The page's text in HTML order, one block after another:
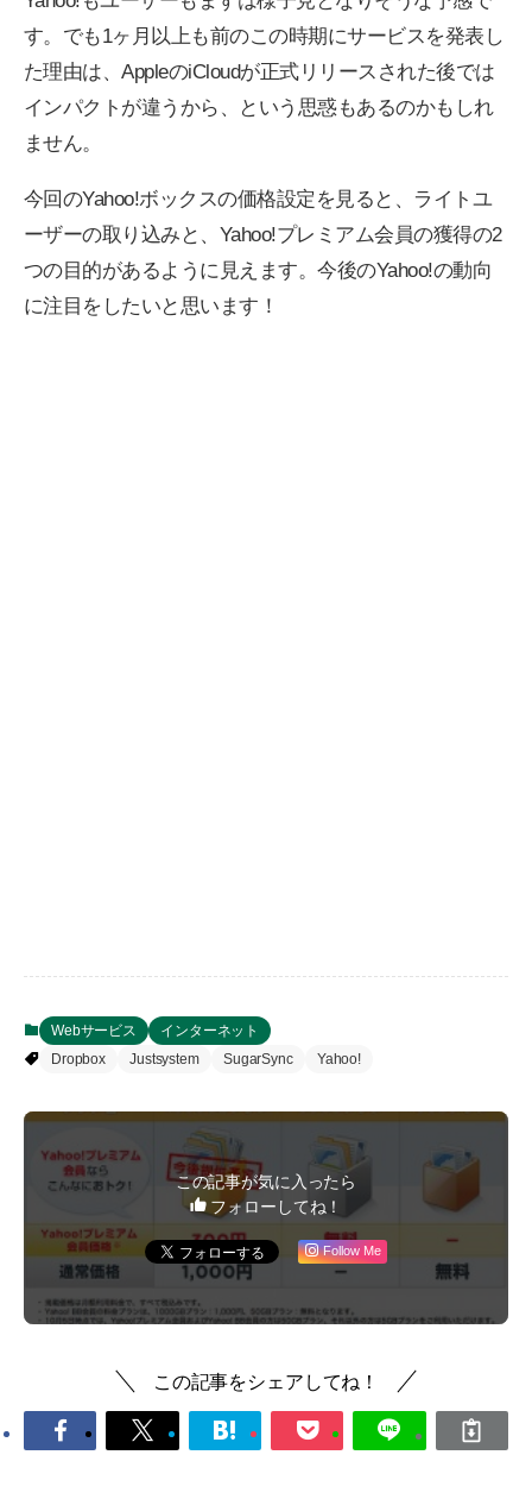
す。でも1ヶ月以上も前のこの時期にサービスを発表し
た理由は、AppleのiCloudが正式リリースされた後では
インパクトが違うから、という思惑もあるのかもしれ
ません。
今回のYahoo!ボックスの価格設定を見ると、ライトユ
ーザーの取り込みと、Yahoo!プレミアム会員の獲得の2
つの目的があるように見えます。今後のYahoo!の動向
に注目をしたいと思います！
Webサービス
インターネット
Dropbox
Justsystem SugarSync Yahoo!
この記事が気に入ったら
フォローしてね！
Follow Me
この記事をシェアしてね！